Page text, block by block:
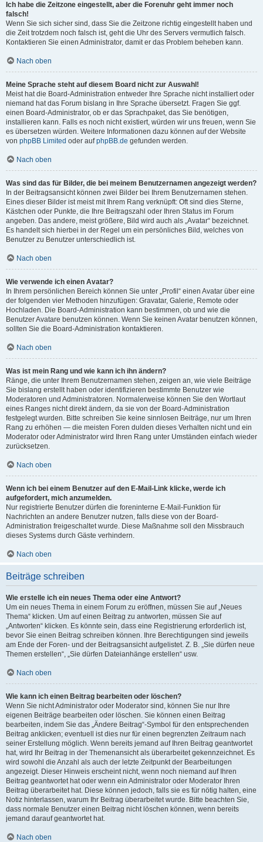
Ich habe die Zeitzone eingestellt, aber die Forenuhr geht immer noch
falsch!
Wenn Sie sich sicher sind, dass Sie die Zeitzone richtig eingestellt haben und
die Zeit trotzdem noch falsch ist, geht die Uhr des Servers vermutlich falsch.
Kontaktieren Sie einen Administrator, damit er das Problem beheben kann.
Nach oben
Meine Sprache steht auf diesem Board nicht zur Auswahl!
Meist hat die Board-Administration entweder Ihre Sprache nicht installiert oder
niemand hat das Forum bislang in Ihre Sprache übersetzt. Fragen Sie ggf.
einen Board-Administrator, ob er das Sprachpaket, das Sie benötigen,
installieren kann. Falls es noch nicht existiert, würden wir uns freuen, wenn Sie
es übersetzen würden. Weitere Informationen dazu können auf der Website
von phpBB Limited oder aufphpBB.de gefunden werden.
Nach oben
Was sind das für Bilder, die bei meinem Benutzernamen angezeigt werden?
In der Beitragsansicht können zwei Bilder bei Ihrem Benutzernamen stehen.
Eines dieser Bilder ist meist mit Ihrem Rang verknüpft: Oft sind dies Sterne,
Kästchen oder Punkte, die Ihre Beitragszahl oder Ihren Status im Forum
angeben. Das andere, meist größere, Bild wird auch als „Avatar“ bezeichnet.
Es handelt sich hierbei in der Regel um ein persönliches Bild, welches von
Benutzer zu Benutzer unterschiedlich ist.
Nach oben
Wie verwende ich einen Avatar?
In Ihrem persönlichen Bereich können Sie unter „Profil“ einen Avatar über eine
der folgenden vier Methoden hinzufügen: Gravatar, Galerie, Remote oder
Hochladen. Die Board-Administration kann bestimmen, ob und wie die
Benutzer Avatare benutzen können. Wenn Sie keinen Avatar benutzen können,
sollten Sie die Board-Administration kontaktieren.
Nach oben
Was ist mein Rang und wie kann ich ihn ändern?
Ränge, die unter Ihrem Benutzernamen stehen, zeigen an, wie viele Beiträge
Sie bislang erstellt haben oder identifizieren bestimmte Benutzer wie
Moderatoren und Administratoren. Normalerweise können Sie den Wortlaut
eines Ranges nicht direkt ändern, da sie von der Board-Administration
festgelegt wurden. Bitte schreiben Sie keine sinnlosen Beiträge, nur um Ihren
Rang zu erhöhen — die meisten Foren dulden dieses Verhalten nicht und ein
Moderator oder Administrator wird Ihren Rang unter Umständen einfach wieder
zurücksetzen.
Nach oben
Wenn ich bei einem Benutzer auf den E-Mail-Link klicke, werde ich
aufgefordert, mich anzumelden.
Nur registrierte Benutzer dürfen die foreninterne E-Mail-Funktion für
Nachrichten an andere Benutzer nutzen, falls diese von der Board-
Administration freigeschaltet wurde. Diese Maßnahme soll den Missbrauch
dieses Systems durch Gäste verhindern.
Nach oben
Beiträge schreiben
Wie erstelle ich ein neues Thema oder eine Antwort?
Um ein neues Thema in einem Forum zu eröffnen, müssen Sie auf „Neues
Thema“ klicken. Um auf einen Beitrag zu antworten, müssen Sie auf
„Antworten“ klicken. Es könnte sein, dass eine Registrierung erforderlich ist,
bevor Sie einen Beitrag schreiben können. Ihre Berechtigungen sind jeweils
am Ende der Foren- und der Beitragsansicht aufgelistet. Z. B. „Sie dürfen neue
Themen erstellen“, „Sie dürfen Dateianhänge erstellen“ usw.
Nach oben
Wie kann ich einen Beitrag bearbeiten oder löschen?
Wenn Sie nicht Administrator oder Moderator sind, können Sie nur Ihre
eigenen Beiträge bearbeiten oder löschen. Sie können einen Beitrag
bearbeiten, indem Sie das „Ändere Beitrag“-Symbol für den entsprechenden
Beitrag anklicken; eventuell ist dies nur für einen begrenzten Zeitraum nach
seiner Erstellung möglich. Wenn bereits jemand auf Ihren Beitrag geantwortet
hat, wird Ihr Beitrag in der Themenansicht als überarbeitet gekennzeichnet. Es
wird sowohl die Anzahl als auch der letzte Zeitpunkt der Bearbeitungen
angezeigt. Dieser Hinweis erscheint nicht, wenn noch niemand auf Ihren
Beitrag geantwortet hat oder wenn ein Administrator oder Moderator Ihren
Beitrag überarbeitet hat. Diese können jedoch, falls sie es für nötig halten, eine
Notiz hinterlassen, warum Ihr Beitrag überarbeitet wurde. Bitte beachten Sie,
dass normale Benutzer einen Beitrag nicht löschen können, wenn bereits
jemand darauf geantwortet hat.
Nach oben